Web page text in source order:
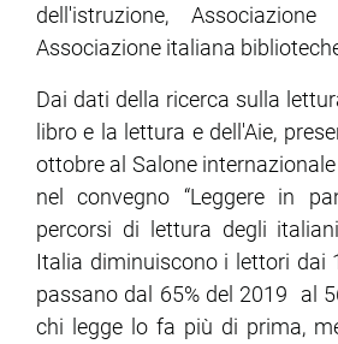
dell'istruzione,
Associazione italiana
Dai dati della ricerca sulla
libro e la lettura e dell'Aie,
ottobre al Salone
nel convegno “Leggere in
percorsi di lettura degli
Italia diminuiscono i lettori dai
passano dal 65% del 2019 al
chi legge lo fa più di prima,